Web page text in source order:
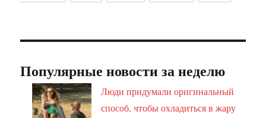
Популярные новости за неделю
Люди придумали оригинальный
способ, чтобы охладиться в жару